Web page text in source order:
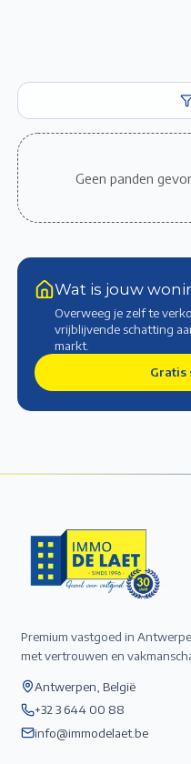
Geen panden
Wat is jouw
Overweeg je zelf te
vrijblijvende schatting
markt.
Gratis
Premium vastgoed in
met vertrouwen en
Antwerpen, België
+32 3 644 00 88
info@immodelaet.be